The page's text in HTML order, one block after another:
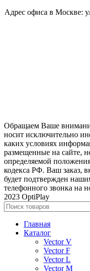
Адрес офиса в Москве:
Обращаем Ваше
носит исключительно
каких условиях
размещенные на сайте,
определяемой
кодекса РФ. Ваш заказ,
будет подтвержден
телефонного звонка на
2023 OptiPlay
Главная
Каталог
Vector V
Vector F
Vector L
Vector M